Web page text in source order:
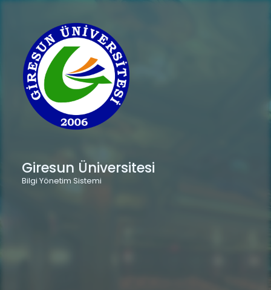
Giresun Üniversitesi
Bilgi Yönetim Sistemi